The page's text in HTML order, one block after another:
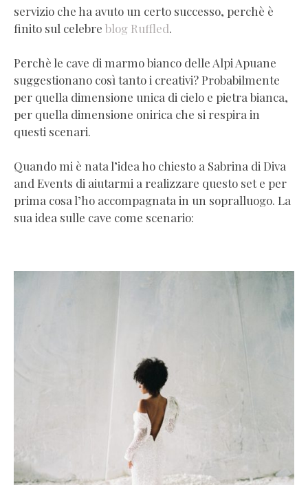
servizio che ha avuto un certo successo, perchè è
finito sul celebre blog Ruffled.
Perchè le cave di marmo bianco delle Alpi Apuane
suggestionano così tanto i creativi? Probabilmente
per quella dimensione unica di cielo e pietra bianca,
per quella dimensione onirica che si respira in
questi scenari.
Quando mi è nata l’idea ho chiesto a Sabrina di Diva
and Events di aiutarmi a realizzare questo set e per
prima cosa l’ho accompagnata in un sopralluogo. La
sua idea sulle cave come scenario: